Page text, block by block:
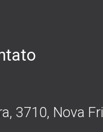
3710, Nova